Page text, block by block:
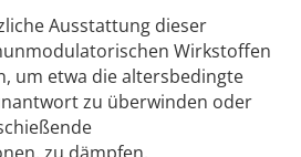
Ausstattung dieser
Wirkstoffen
um etwa die altersbedingte
zu überwinden oder